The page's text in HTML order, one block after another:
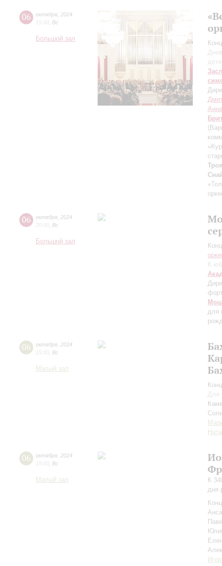
06 октября 2024
15:00 Вс
Большой зал
06 октября 2024
20:00 Вс
Большой зал
К
для
06 октября 2024
15:00 Вс
Малый зал
Для
06 октября 2024
19:00 Вс
Малый зал
К
дня